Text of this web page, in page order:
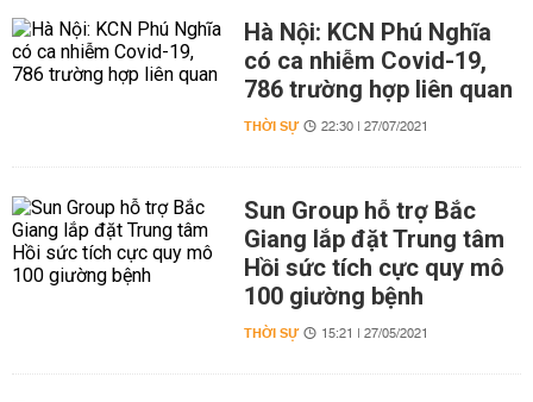
Hà Nội: KCN Phú Nghĩa
có ca nhiễm Covid-19,
786 trường hợp liên quan
THỜI SỰ 22:30 | 27/07/2021
Sun Group hỗ trợ Bắc
Giang lắp đặt Trung tâm
Hồi sức tích cực quy mô
100 giường bệnh
THỜI SỰ 15:21 | 27/05/2021